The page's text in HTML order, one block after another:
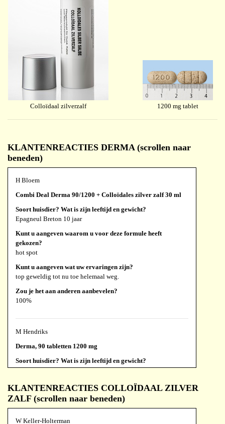
Colloïdaal zilverzalf 1200 mg tablet
KLANTENREACTIES DERMA (scrollen naar
beneden)
H Bloem
Combi Deal Derma 90/1200 + Colloïdales zilver zalf 30 ml
Soort huisdier? Wat is zijn leeftijd en gewicht?
Epagneul Breton 10 jaar
Kunt u aangeven waarom u voor deze formule heeft
gekozen?
hot spot
Kunt u aangeven wat uw ervaringen zijn?
top geweldig tot nu toe helemaal weg.
Zou je het aan anderen aanbevelen?
100%
M Hendriks
Derma, 90 tabletten 1200 mg
Soort huisdier? Wat is zijn leeftijd en gewicht?
Chihuahua 17,5jr 2kg
Kunt u aangeven waarom u voor deze formule heeft
gekozen?
Had voortdurend hotspots
Kunt u aangeven wat uw ervaringen zijn?
KLANTENREACTIES COLLOÏDAAL ZILVER
ZALF (scrollen naar beneden)
W Keller-Holterman